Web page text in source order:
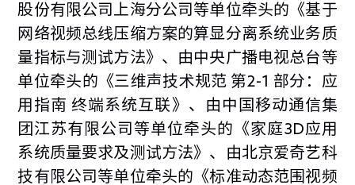
股份有限公司上海分公司等单位牵头的《基于
网络视频总线压缩方案的算显分离系统业务质
量指标与测试方法》、由中央广播电视总台等
单位牵头的《三维声技术规范 第2-1 部分：应
用指南 终端系统互联》、由中国移动通信集
团江苏有限公司等单位牵头的《家庭3D应用
系统质量要求及测试方法》、由北京爱奇艺科
技有限公司等单位牵头的《标准动态范围视频